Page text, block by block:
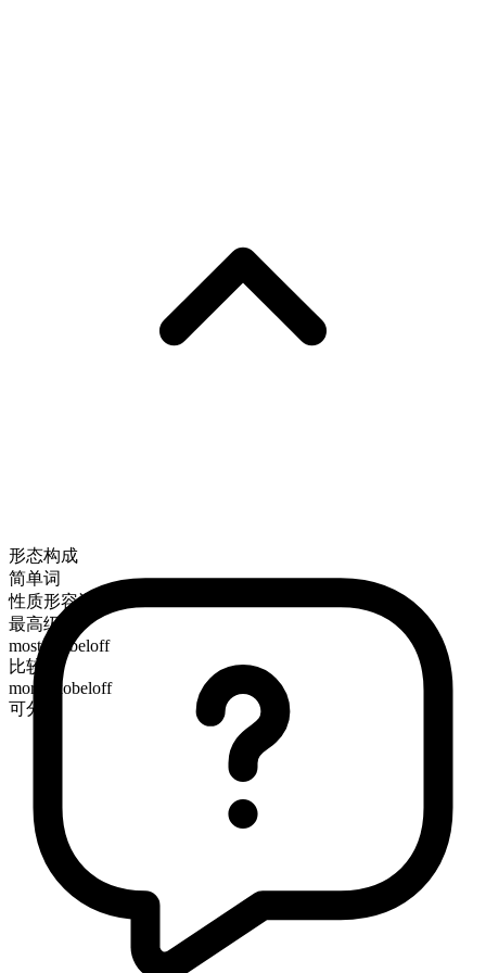
形态构成
简单词
性质形容词
最高级
most skobeloff
比较级
more skobeloff
可分级